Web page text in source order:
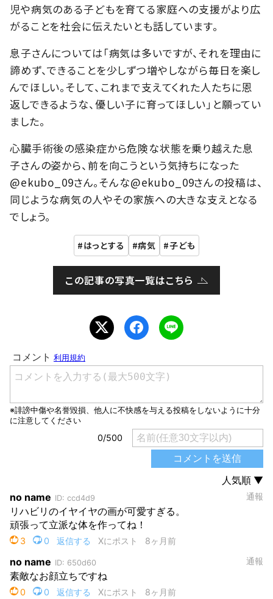
児や病気のある子どもを育てる家庭への支援がより広
がることを社会に伝えたいとも話しています。
息子さんについては「病気は多いですが、それを理由に
諦めず、できることを少しずつ増やしながら毎日を楽し
んでほしい。そして、これまで支えてくれた人たちに恩
返しできるような、優しい子に育ってほしい」と願ってい
ました。
心臓手術後の感染症から危険な状態を乗り越えた息
子さんの姿から、前を向こうという気持ちになった
@ekubo_09さん。そんな@ekubo_09さんの投稿は、
同じような病気の人やその家族への大きな支えとなる
でしょう。
はっとする 病気 子ども
この記事の写真一覧はこちら